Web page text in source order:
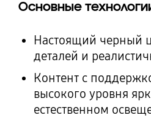
Основные
Настоящий черный
деталей и
Контент с
высокого уровня
естественном